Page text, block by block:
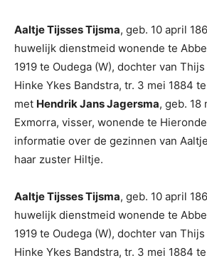
Aaltje Tijsses Tijsma, geb. 10 april
huwelijk dienstmeid wonende te
1919 te Oudega (W), dochter van
Hinke Ykes Bandstra, tr. 3 mei 1884
met Hendrik Jans Jagersma, geb. 18
Exmorra, visser, wonende te
informatie over de gezinnen van
haar zuster Hiltje.
Aaltje Tijsses Tijsma, geb. 10 april
huwelijk dienstmeid wonende te
1919 te Oudega (W), dochter van
Hinke Ykes Bandstra, tr. 3 mei 1884